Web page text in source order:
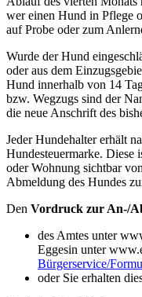
wer einen Hund in Pflege
auf Probe oder zum
Wurde der Hund
oder aus dem
Hund innerhalb von 14
bzw. Wegzugs sind der
die neue Anschrift des
Jeder Hundehalter erhält
Hundesteuermarke. Diese
oder Wohnung sichtbar
Abmeldung des Hundes
Den Vordruck zur An-/
des Amtes unter
Eggesin unter
Bürgerservice/
oder Sie erhalten